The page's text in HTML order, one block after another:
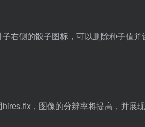
右侧的骰子图标，可以删除种子值并
，图像的分辨率将提高，并展